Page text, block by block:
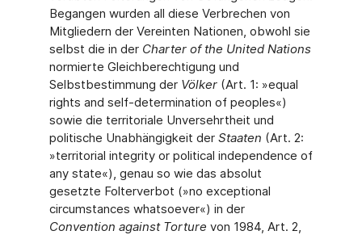
Begangen wurden all diese Verbrechen von
Mitgliedern der Vereinten Nationen, obwohl sie
selbst die in der Charter of the United Nati­ons
normierte Gleichberechtigung und
Selbstbestimmung der Völker(Art. 1: »equal
rights and self-determination of peoples«)
sowie die territoriale Unversehrtheit und
politische Unabhängigkeit der Staaten (Art. 2:
»territorial integrity or political independence of
any state«), genau so wie das absolut
gesetzte Folterverbot (»no exceptional
circumstances whatsoever«) in der
Convention against Torture von 1984, Art. 2,